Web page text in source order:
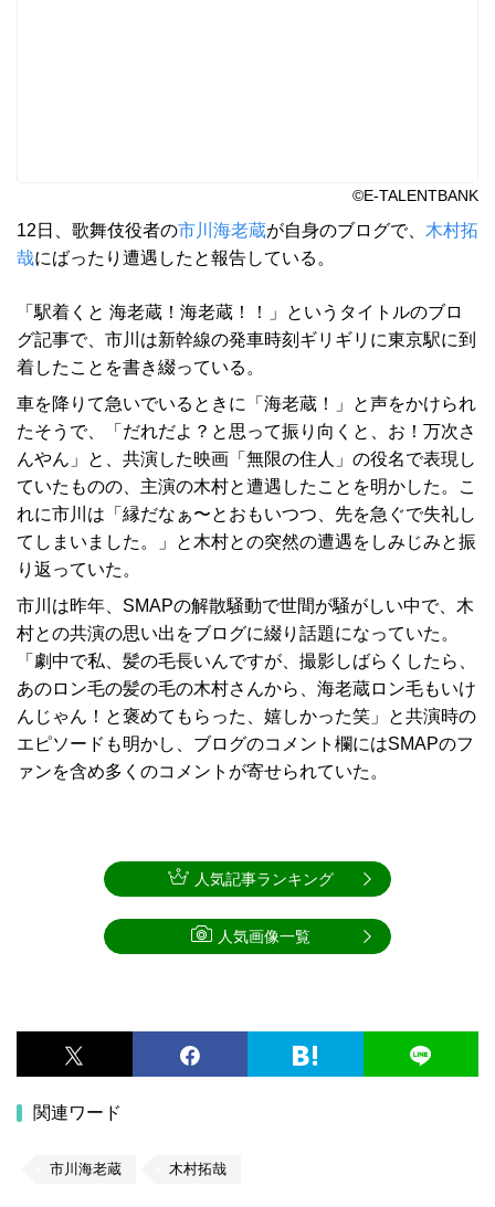
©E-TALENTBANK
12日、歌舞伎役者の市川海老蔵が自身のブログで、 木村拓
哉にばったり遭遇したと報告している。
「駅着くと 海老蔵！海老蔵！！」というタイトルのブロ
グ記事で、市川は新幹線の発車時刻ギリギリに東京駅に到
着したことを書き綴っている。
車を降りて急いでいるときに「海老蔵！」と声をかけられ
たそうで、「だれだよ？と思って振り向くと、お！万次さ
んやん」と、共演した映画「無限の住人」の役名で表現し
ていたものの、主演の木村と遭遇したことを明かした。こ
れに市川は「縁だなぁ〜とおもいつつ、先を急ぐで失礼し
てしまいました。」と木村との突然の遭遇をしみじみと振
り返っていた。
市川は昨年、SMAPの解散騒動で世間が騒がしい中で、木
村との共演の思い出をブログに綴り話題になっていた。
「劇中で私、髪の毛長いんですが、撮影しばらくしたら、
あのロン毛の髪の毛の木村さんから、海老蔵ロン毛もいけ
んじゃん！と褒めてもらった、嬉しかった笑」と共演時の
エピソードも明かし、ブログのコメント欄にはSMAPのフ
ァンを含め多くのコメントが寄せられていた。
関連ワード
市川海老蔵 木村拓哉
人気記事ランキング
人気画像一覧